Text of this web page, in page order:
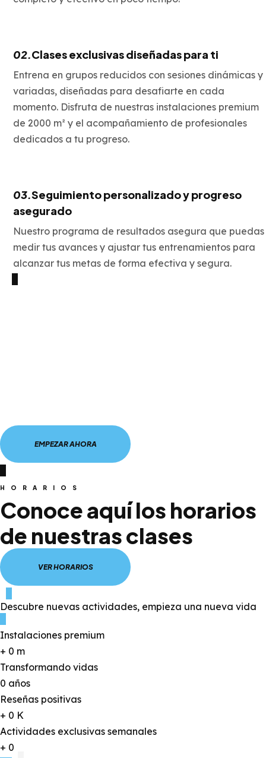
02.Clases exclusivas diseñadas para ti
Entrena en grupos reducidos con sesiones dinámicas y
variadas, diseñadas para desafiarte en cada
momento. Disfruta de nuestras instalaciones premium
de 2000 m² y el acompañamiento de profesionales
dedicados a tu progreso.
03.Seguimiento personalizado y progreso
asegurado
Nuestro programa de resultados asegura que puedas
medir tus avances y ajustar tus entrenamientos para
alcanzar tus metas de forma efectiva y segura.
EMPEZAR AHORA
HORARIOS
Conoce aquí los horarios
de nuestras clases
VER HORARIOS
Descubre nuevas actividades, empieza una nueva vida
Instalaciones premium
+ 0 m
Transformando vidas
0 años
Reseñas positivas
+ 0 K
Actividades exclusivas semanales
+ 0